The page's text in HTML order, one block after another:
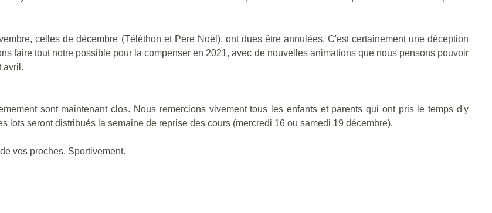
celles de décembre (Téléthon et Père Noël), ont dues être annulées. C'est certainement une déception
faire tout notre possible pour la compenser en 2021, avec de nouvelles animations que nous pensons pouvoir
avril.
sont maintenant clos. Nous remercions vivement tous les enfants et parents qui ont pris le temps d'y
lots seront distribués la semaine de reprise des cours (mercredi 16 ou samedi 19 décembre).
vos proches. Sportivement.